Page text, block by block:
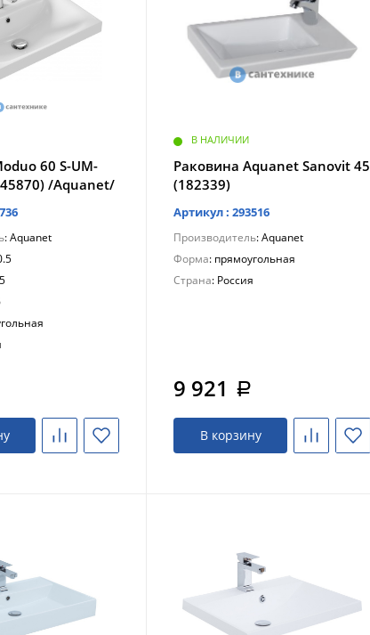
60 S-UM-
/Aquanet/
: Aquanet
В НАЛИЧИИ
Раковина Aquanet Sanovit 45
(182339)
Артикул : 293516
Производитель: Aquanet
Форма: прямоугольная
Страна: Россия
9 921 a
В корзину